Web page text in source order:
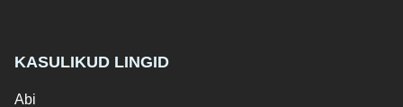
KASULIKUD LINGID
Abi